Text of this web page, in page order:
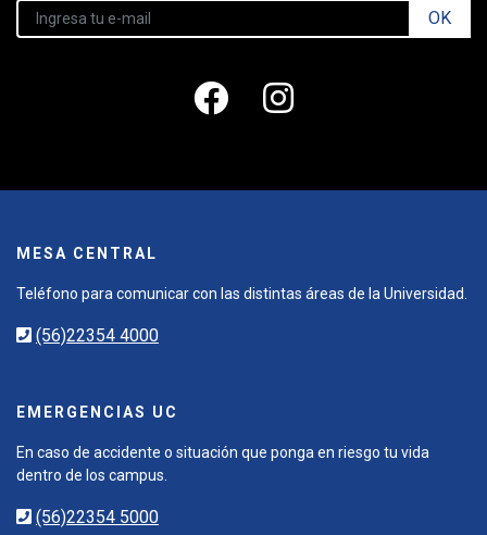
OK
MESA CENTRAL
Teléfono para comunicar con las distintas áreas de la Universidad.
(56)22354 4000
EMERGENCIAS UC
En caso de accidente o situación que ponga en riesgo tu vida
dentro de los campus.
(56)22354 5000